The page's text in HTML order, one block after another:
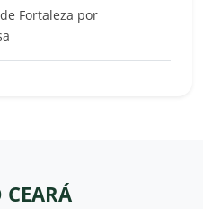
Fortaleza por